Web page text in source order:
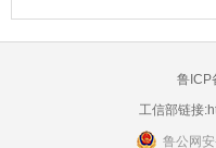
鲁ICP
工信部链接:
鲁公网